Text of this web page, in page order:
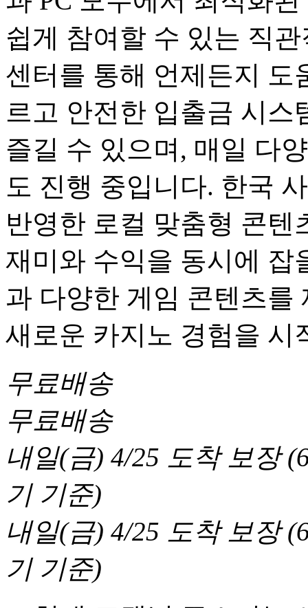
쉽게 참여할 수 있는 직
센터를 통해 언제든지 도
르고 안전한 입출금 시스
즐길 수 있으며, 매일 다
도 진행 중입니다. 한국
반영한 로컬 맞춤형 콘텐
재미와 수익을 동시에 잡
과 다양한 게임 콘텐츠를
새로운 카지노 경험을 시
무료배송
무료배송
내일(금) 4/25 도착 보장(
기 기준)
내일(금) 4/25 도착 보장(
기 기준)